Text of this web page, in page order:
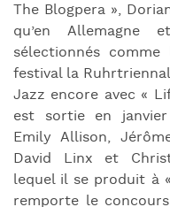
The Blogpera »,
qu’en
sélectionnés
festival la
Jazz encore avec «
est sortie en janvier
Emily Allison,
David Linx et
lequel il se produit à
remporte le